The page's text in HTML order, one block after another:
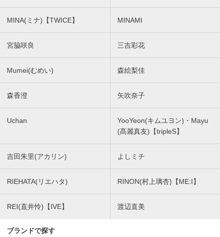
MINA(ミナ)【TWICE】 MINAMI
宮脇咲良 三吉彩花
Mumei(むめい) 森絵梨佳
森香澄 矢吹奈子
Uchan
YooYeon(キムユヨン)・Mayu
(髙麗真友)【tripleS】
吉田朱里(アカリン) よしミチ
RIEHATA(リエハタ) RINON(村上璃杏)【ME:I】
REI(直井怜)【IVE】 渡辺直美
ブランドで探す